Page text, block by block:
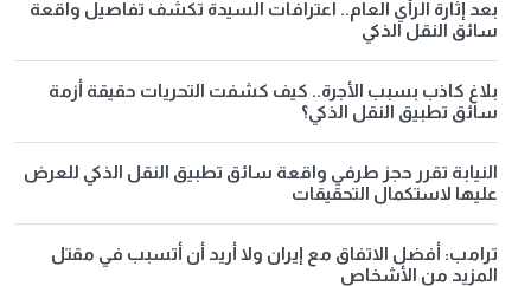
بعد إثارة الرأي العام.. اعترافات السيدة تكشف تفاصيل واقعة
سائق النقل الذكي
بلاغ كاذب بسبب الأجرة.. كيف كشفت التحريات حقيقة أزمة
سائق تطبيق النقل الذكي؟
النيابة تقرر حجز طرفي واقعة سائق تطبيق النقل الذكي للعرض
عليها لاستكمال التحقيقات
ترامب: أفضل الاتفاق مع إيران ولا أريد أن أتسبب في مقتل
المزيد من الأشخاص